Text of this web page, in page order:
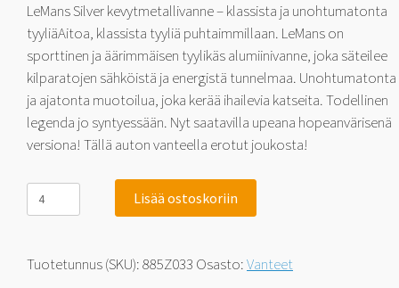
LeMans Silver kevytmetallivanne – klassista ja unohtumatonta
tyyliäAitoa, klassista tyyliä puhtaimmillaan. LeMans on
sporttinen ja äärimmäisen tyylikäs alumiinivanne, joka säteilee
kilparatojen sähköistä ja energistä tunnelmaa. Unohtumatonta
ja ajatonta muotoilua, joka kerää ihailevia katseita. Todellinen
legenda jo syntyessään. Nyt saatavilla upeana hopeanvärisenä
versiona! Tällä auton vanteella erotut joukosta!
885
LeMans
Silver
30
Lisää ostoskoriin
Tuotetunnus (SKU):885Z033 Osasto:Vanteet